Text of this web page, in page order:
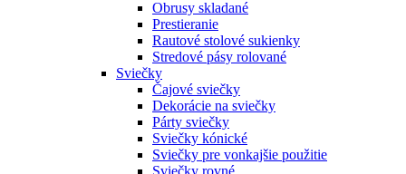
Obrusy skladané
Prestieranie
Rautové stolové sukienky
Stredové pásy rolované
Sviečky
Čajové sviečky
Dekorácie na sviečky
Párty sviečky
Sviečky kónické
Sviečky pre vonkajšie použitie
Sviečky rovné